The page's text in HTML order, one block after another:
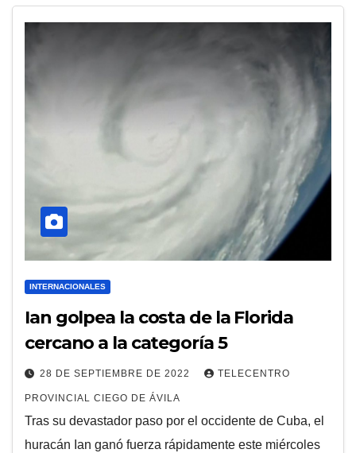
INTERNACIONALES
Ian golpea la costa de la Florida
cercano a la categoría 5
28 DE SEPTIEMBRE DE 2022 TELECENTRO
PROVINCIAL CIEGO DE ÁVILA
Tras su devastador paso por el occidente de Cuba, el
huracán Ian ganó fuerza rápidamente este miércoles